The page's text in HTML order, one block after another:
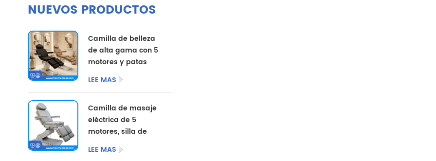
NUEVOS PRODUCTOS
Camilla de belleza
de alta gama con 5
motores y patas
divididas, con
opciones de color
LEE MAS
Camilla de masaje
eléctrica de 5
motores, silla de
pedicura
cosmética,
LEE MAS